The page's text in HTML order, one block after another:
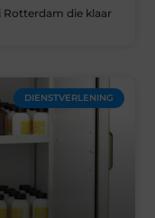
Rotterdam die klaar
DIENSTVERLENING